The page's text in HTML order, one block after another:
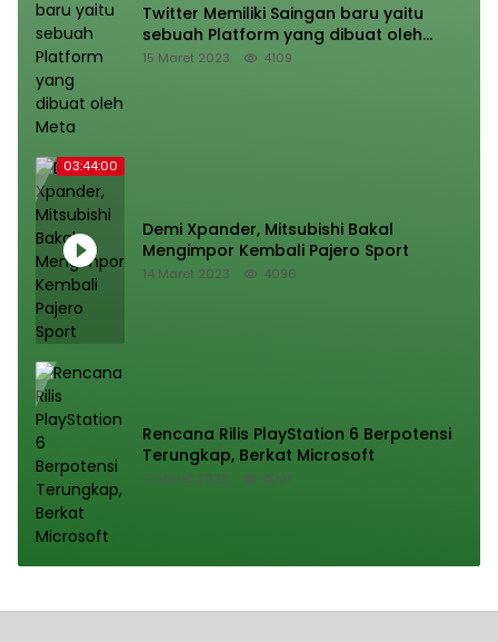
Twitter Memiliki Saingan baru yaitu
sebuah Platform yang dibuat oleh
Meta
15 Maret 2023 4109
03:44:00
Demi Xpander, Mitsubishi Bakal
Mengimpor Kembali Pajero Sport
14 Maret 2023 4096
Rencana Rilis PlayStation 6 Berpotensi
Terungkap, Berkat Microsoft
17 Maret 2023 4091